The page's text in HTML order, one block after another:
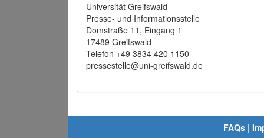
Universität Greifswald
Presse- und Informationsstelle
Domstraße 11, Eingang 1
17489 Greifswald
Telefon +49 3834 420 1150
pressestelle@uni-greifswald.de
FAQs |